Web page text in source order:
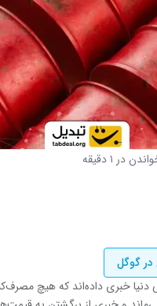
در ۱ دقیقه
در گوگل
دنیا خبری داده‌اند که هیچ